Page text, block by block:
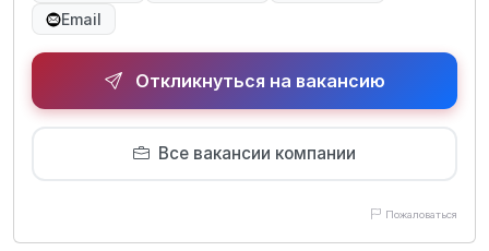
Email
Откликнуться на вакансию
Все вакансии компании
Пожаловаться